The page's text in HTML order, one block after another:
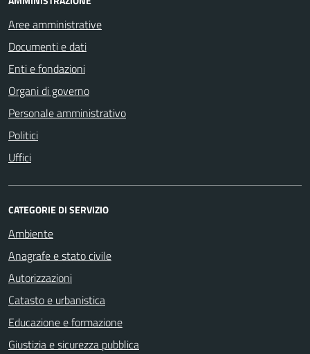
Aree amministrative
Documenti e dati
Enti e fondazioni
Organi di governo
Personale amministrativo
Politici
Uffici
CATEGORIE DI SERVIZIO
Ambiente
Anagrafe e stato civile
Autorizzazioni
Catasto e urbanistica
Educazione e formazione
Giustizia e sicurezza pubblica